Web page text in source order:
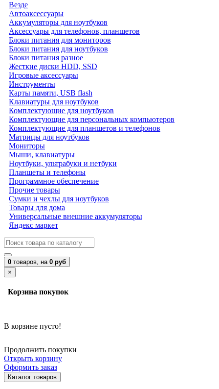
Везде
Автоаксессуары
Аккумуляторы для ноутбуков
Аксессуары для телефонов, планшетов
Блоки питания для мониторов
Блоки питания для ноутбуков
Блоки питания разное
Жесткие диски HDD, SSD
Игровые аксессуары
Инструменты
Карты памяти, USB flash
Клавиатуры для ноутбуков
Комплектующие для ноутбуков
Комплектующие для персональных компьютеров
Комплектующие для планшетов и телефонов
Матрицы для ноутбуков
Мониторы
Мыши, клавиатуры
Ноутбуки, ультрабуки и нетбуки
Планшеты и телефоны
Программное обеспечение
Прочие товары
Сумки и чехлы для ноутбуков
Товары для дома
Универсальные внешние аккумуляторы
Яндекс маркет
0 товаров, на 0 руб
×
Корзина покупок
В корзине пусто!
Продолжить покупки
Открыть корзину
Оформить заказ
Каталог товаров